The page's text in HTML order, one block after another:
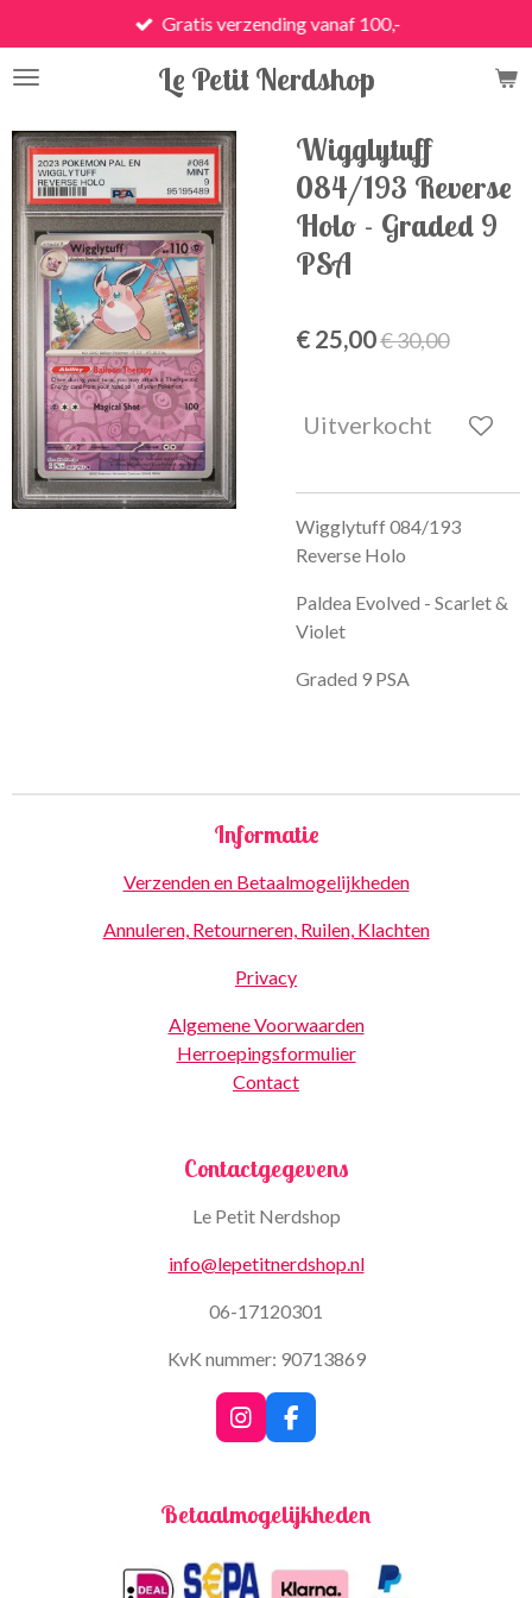
direct
naar
hoofdinhoud
Le Petit Nerdshop
Gratis verzending vanaf 100,-
Wigglytuff
084/193 Reverse
Holo - Graded 9
PSA
€ 25,00€ 30,00
Uitverkocht
Wigglytuff 084/193
Reverse Holo
Paldea Evolved - Scarlet &
Violet
Graded 9 PSA
Informatie
Verzenden en Betaalmogelijkheden
Annuleren, Retourneren, Ruilen, Klachten
Privacy
Algemene Voorwaarden
Herroepingsformulier
Contact
Contactgegevens
Le Petit Nerdshop
info@lepetitnerdshop.nl
06-17120301
KvK nummer: 90713869
I
n
a
r
a
F
a
b
k
Betaalmogelijkheden